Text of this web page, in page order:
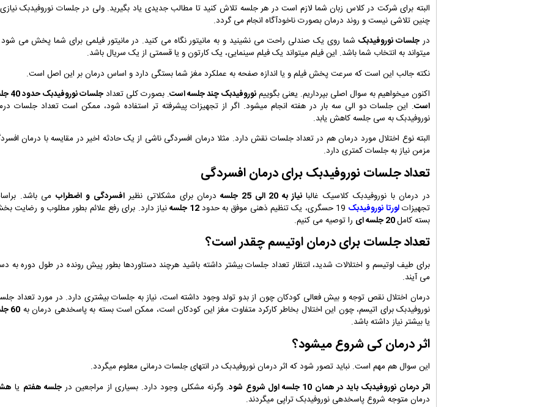
البته برای شرکت در کلاس زبان شما لازم است در هر جلسه تلاش کنید تا مطالب جدیدی یاد بگیرید. ولی در جلسات نوروفیدبک
چنین تلاشی نیست و روند درمان بصورت ناخودآگاه انجام می گردد.
درجلسات نوروفیدبک شما روی یک صندلی راحت می نشینید و به مانیتور نگاه می کنید. در مانیتور فیلمی برای شما پخش می
میتواند به انتخاب شما باشد. این فیلم میتواند یک فیلم سینمایی، یک کارتون و یا قسمتی از یک سریال باشد.
نکته جالب این است که سرعت پخش فیلم و یا اندازه صفحه به عملکرد مغز شما بستگی دارد و اساس درمان بر این اصل است.
اکنون میخواهیم به سوال اصلی بپرداریم. یعنی بگوییمنوروفیدبک چند جلسه است. بصورت کلی تعداد
جلسات
است. این جلسات دو الی سه بار در هفته انجام میشود. اگر از تجهیزات پیشرفته تر استفاده شود، ممکن است تعداد جلسات
نوروفیدبک به سی جلسه کاهش یابد.
البته نوع اختلال مورد درمان هم در تعداد جلسات نقش دارد. مثلا درمان افسردگی ناشی از یک حادثه اخیر در مقایسه با درمان
مزمن نیاز به جلسات کمتری دارد.
تعداد جلسات نوروفیدبک برای درمان افسردگی
در درمان با نوروفیدبک کلاسیک غالبانیاز به 20 الی 25 جلسه درمان برای مشکلاتی نظیرافسردگی و اضطرابمی باشد.
تجهیزاتلورتا نوروفیدبک 12 جلسه
نیاز دارد. برای رفع علائم بطور مطلوب و رضایت
بسته کامل
را توصیه می کنیم.
تعداد جلسات برای درمان اوتیسم چقدر است؟
برای طیف اوتیسم و اختلالات شدید، انتظار تعداد جلسات بیشتر داشته باشید هرچند دستاوردها بطور پیش رونده در طول دوره به
می آیند.
درمان اختلال نقص توجه و بیش فعالی کودکان چون از بدو تولد وجود داشته است، نیاز به جلسات بیشتری دارد. در مورد تعداد
نوروفیدبک برای اتیسم، چون این اختلال بخاطر کارکرد متفاوت مغز این کودکان است، ممکن است بسته به پاسخدهی درمان به 60 جلسه
یا بیشتر نیاز داشته باشد.
اثر درمان کی شروع میشود؟
این سوال هم مهم است. نباید تصور شود که اثر درمان نوروفیدبک در انتهای جلسات درمانی معلوم میگردد.
اثر درمان نوروفیدبک باید در همان 10 جلسه اول شروع شود
. وگرنه مشکلی وجود دارد. بسیاری از مراجعین درجلسه هفتم یا
درمان متوجه شروع پاسخدهی نوروفیدبک تراپی میگردند.